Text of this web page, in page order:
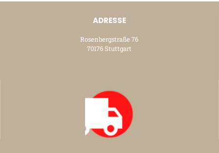
ADRESSE
Rosenbergstraße 76
70176 Stuttgart